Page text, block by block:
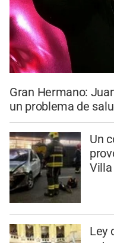
Gran Hermano:
un problema de
Un
Villa
Ley